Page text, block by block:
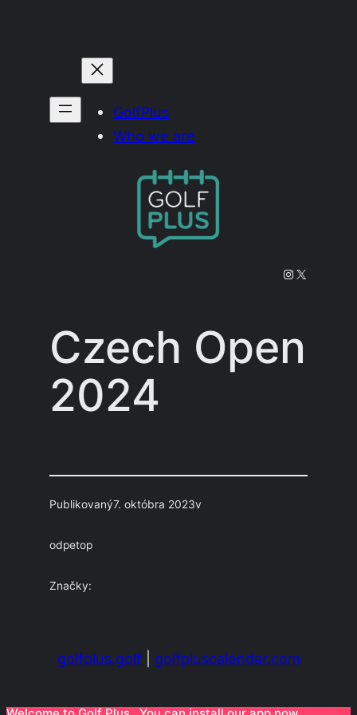
GolfPlus
Who we are
Instagram X
Czech Open
2024
Publikovaný7. októbra 2023v
odpetop
Značky:
golfplus.golf golfpluscalendar.com